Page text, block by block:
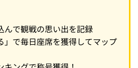
で観戦の思い出を記録
で毎日座席を獲得してマップ